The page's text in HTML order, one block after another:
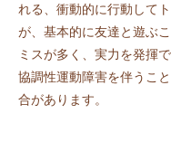
れる、衝動的に行動して
が、基本的に友達と遊ぶ
ミスが多く、実力を発揮
協調性運動障害を伴うこ
合があります。